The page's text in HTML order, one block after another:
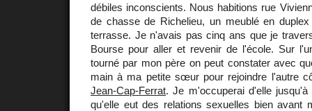
débiles inconscients. Nous habitions rue
de chasse de Richelieu, un meublé en
terrasse. Je n'avais pas cinq ans que je
Bourse pour aller et revenir de l'école. Sur
tourné par mon père on peut constater avec
main à ma petite sœur pour rejoindre l'autre
Jean-Cap-Ferrat. Je m'occuperai d'elle
qu'elle eut des relations sexuelles bien avant